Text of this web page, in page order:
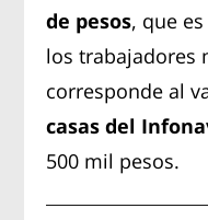
de pesos, que
los trabajadores
corresponde al
casas del
500 mil pesos.